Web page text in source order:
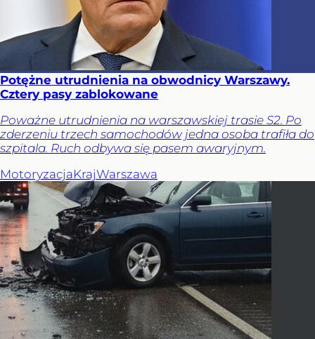
Potężne utrudnienia na obwodnicy Warszawy.
Cztery pasy zablokowane
Poważne utrudnienia na warszawskiej trasie S2. Po
zderzeniu trzech samochodów jedna osoba trafiła do
szpitala. Ruch odbywa się pasem awaryjnym.
MotoryzacjaKrajWarszawa